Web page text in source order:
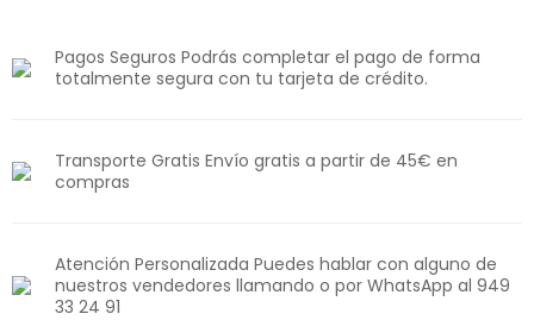
Pagos Seguros Podrás completar el pago de forma
totalmente segura con tu tarjeta de crédito.
Transporte Gratis Envío gratis a partir de 45€ en
compras
Atención Personalizada Puedes hablar con alguno de
nuestros vendedores llamando o por WhatsApp al 949
33 24 91